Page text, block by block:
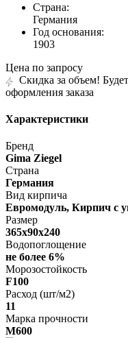
Страна:
Германия
Год основания:
1903
Цена по запросу
Скидка за объем!
оформления заказа
Характеристики
Бренд
Gima Ziegel
Страна
Германия
Вид кирпича
Евромодуль, Кирпич с
Размер
365х90х240
Водопоглощение
не более 6%
Морозостойкость
F100
Расход (шт/м2)
11
Марка прочности
M600